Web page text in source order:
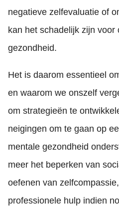
negatieve zelfevaluatie of
kan het schadelijk zijn voor
gezondheid.
Het is daarom essentieel
en waarom we onszelf
om strategieën te
neigingen om te gaan op
mentale gezondheid
meer het beperken van
oefenen van
professionele hulp indien